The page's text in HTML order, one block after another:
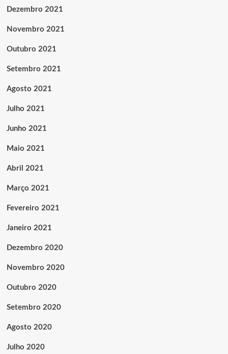
Dezembro 2021
Novembro 2021
Outubro 2021
Setembro 2021
Agosto 2021
Julho 2021
Junho 2021
Maio 2021
Abril 2021
Março 2021
Fevereiro 2021
Janeiro 2021
Dezembro 2020
Novembro 2020
Outubro 2020
Setembro 2020
Agosto 2020
Julho 2020